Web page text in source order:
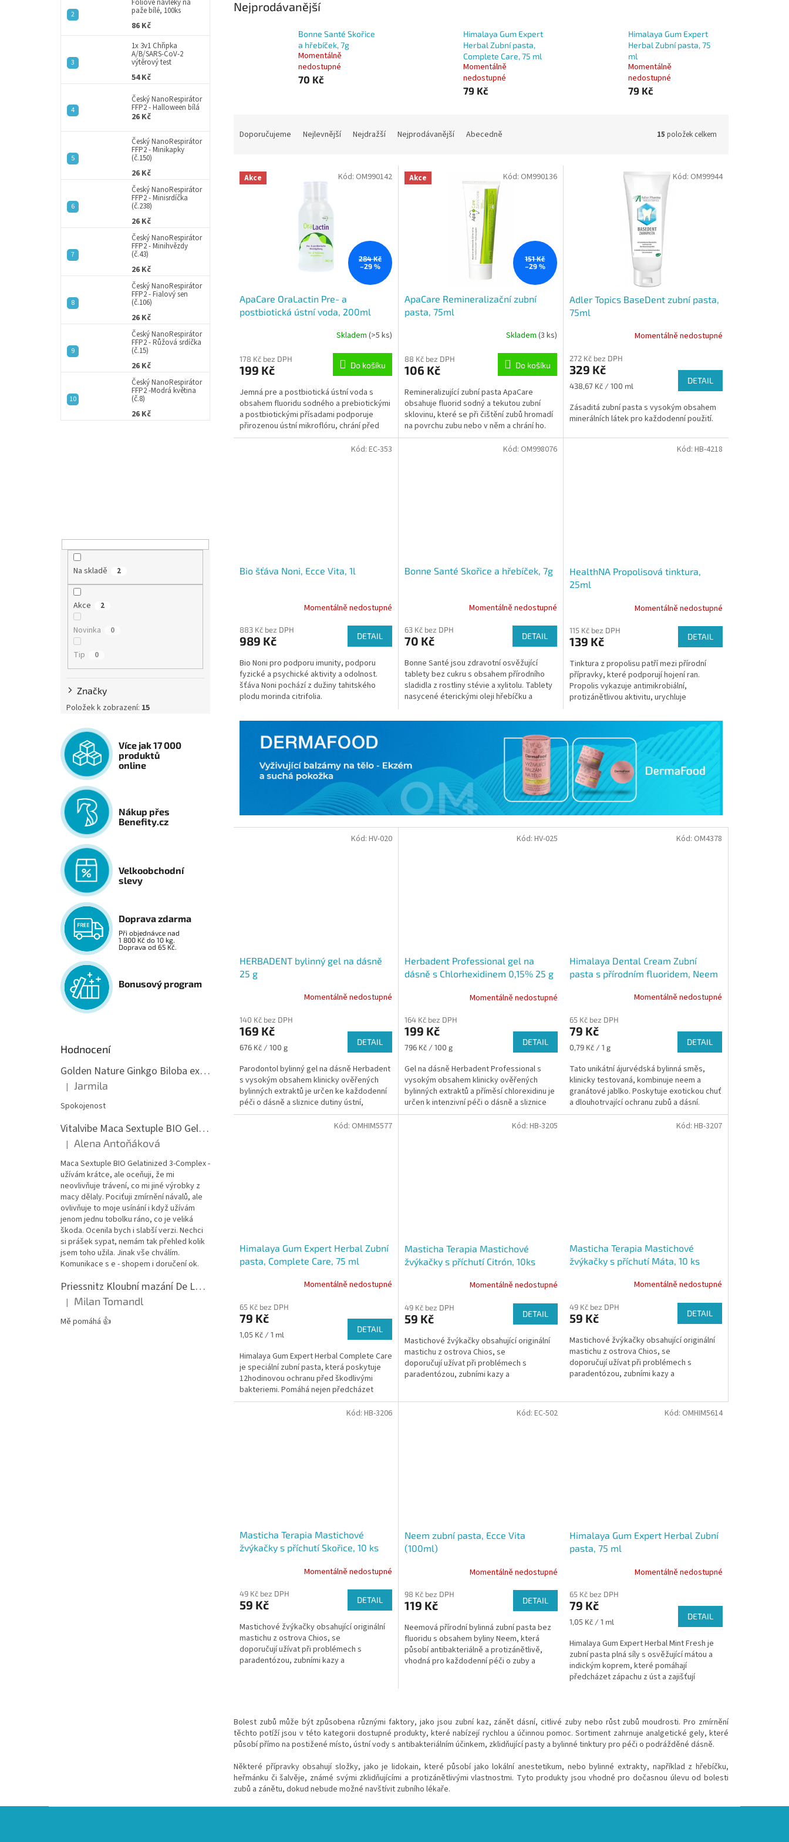
paže bílé, 100ks
86 Kč
1x 3v1 Chřipka
A/B/SARS-CoV-2
výtěrový test
54 Kč
Český NanoRespirátor
FFP2 - Halloween bílá
26 Kč
Český NanoRespirátor
FFP2 - Minikapky
(č.150)
26 Kč
Český NanoRespirátor
FFP2 - Minisrdíčka
(č.238)
26 Kč
Český NanoRespirátor
FFP2 - Minihvězdy
(č.43)
26 Kč
Český NanoRespirátor
FFP2 - Fialový sen
(č.106)
26 Kč
Český NanoRespirátor
FFP2 - Růžová srdíčka
(č.15)
26 Kč
Český NanoRespirátor
FFP2 -Modrá květina
(č.8)
26 Kč
Na skladě 2
Akce 2
Novinka 0
Tip 0
Značky
Položek k zobrazení: 15
Více jak 17 000
produktů
online
Nákup přes
Benefity.cz
Velkoobchodní
slevy
Doprava zdarma
Při objednávce nad
1 800 Kč do 10 kg.
Doprava od 65 Kč.
Bonusový program
Hodnocení
Golden Nature Ginkgo Biloba extrakt 50:1 60mg, 100 kapslí
Hodnocení produktu je 5 z 5 hvězdiček.
| Jarmila
Spokojenost
Vitalvibe Maca Sextuple BIO Gelatinized 3-Complex, 60 kapslí
Hodnocení produktu je 5 z 5 hvězdiček.
| Alena Antoňáková
Maca Sextuple BIO Gelatinized 3-Complex -
užívám krátce, ale oceňuji, že mi
neovlivňuje trávení, co mi jiné výrobky z
macy dělaly. Pociťuji zmírnění návalů, ale
ovlivňuje to moje usínání i když užívám
jenom jednu tobolku ráno, co je veliká
škoda. Ocenila bych i slabší verzi. Nechci
si prášek sypat, nemám tak přehled kolik
jsem toho užila. Jinak vše chválím.
Komunikace s e - shopem i doručení ok.
Priessnitz Kloubní mazání De Luxe, 200ml
Hodnocení produktu je 5 z 5 hvězdiček.
| Milan Tomandl
Mě pomáhá 👍
Nejprodávanější
Bonne Santé Skořice
a hřebíček, 7g
Momentálně
nedostupné
70 Kč
Himalaya Gum Expert
Herbal Zubní pasta,
Complete Care, 75 ml
Momentálně
nedostupné
79 Kč
Himalaya Gum Expert
Herbal Zubní pasta, 75
ml
Momentálně
nedostupné
79 Kč
n
Doporučujeme Nejlevnější Nejdražší Nejprodávanější Abecedně 15 položek celkem
V Akce
284 Kč
–29 %
ApaCare OraLactin Pre- a
postbiotická ústní voda, 200ml
Skladem (>5 ks)
178 Kč bez DPH
199 Kč Do košíku
Jemná pre a postbiotická ústní voda s
obsahem fluoridu sodného a prebiotickými
a postbiotickými přísadami podporuje
přirozenou ústní mikroflóru, chrání před
vznikem zubního kazu...
Kód: OM990142 Akce
151 Kč
–29 %
ApaCare Remineralizační zubní
pasta, 75ml
Skladem (3 ks)
88 Kč bez DPH
106 Kč Do košíku
Remineralizující zubní pasta ApaCare
obsahuje fluorid sodný a tekutou zubní
sklovinu, které se při čištění zubů hromadí
na povrchu zubu nebo v něm a chrání ho.
Pasta je vhodná...
Kód: OM990136
Adler Topics BaseDent zubní pasta,
75ml
Momentálně nedostupné
272 Kč bez DPH
329 Kč
Měrná
438,67 Kč / 100 ml
DETAIL
Zásaditá zubní pasta s vysokým obsahem
minerálních látek pro každodenní použití.
Kód: OM99944
Bio šťáva Noni, Ecce Vita, 1l
Momentálně nedostupné
883 Kč bez DPH
989 Kč DETAIL
Bio Noni pro podporu imunity, podporu
fyzické a psychické aktivity a odolnost.
šťáva Noni pochází z dužiny tahitského
plodu morinda citrifolia.
Kód: EC-353
Bonne Santé Skořice a hřebíček, 7g
Momentálně nedostupné
63 Kč bez DPH
70 Kč DETAIL
Bonne Santé jsou zdravotní osvěžující
tablety bez cukru s obsahem přírodního
sladidla z rostliny stévie a xylitolu. Tablety
nasycené éterickými oleji hřebíčku a
Kód: OM998076
HealthNA Propolisová tinktura,
25ml
Momentálně nedostupné
115 Kč bez DPH
139 Kč DETAIL
Tinktura z propolisu patří mezi přírodní
přípravky, které podporují hojení ran.
Propolis vykazuje antimikrobiální,
protizánětlivou aktivitu, urychluje
Kód: HB-4218
HERBADENT bylinný gel na dásně
25 g
Momentálně nedostupné
140 Kč bez DPH
169 Kč
Měrná
676 Kč / 100 g
DETAIL
Parodontol bylinný gel na dásně Herbadent
s vysokým obsahem klinicky ověřených
bylinných extraktů je určen ke každodenní
péči o dásně a sliznice dutiny ústní,
zejména při...
Kód: HV-020
Herbadent Professional gel na
dásně s Chlorhexidinem 0,15% 25 g
Momentálně nedostupné
164 Kč bez DPH
199 Kč
Měrná
796 Kč / 100 g
DETAIL
Gel na dásně Herbadent Professional s
vysokým obsahem klinicky ověřených
bylinných extraktů a příměsí chlorexidinu je
určen k intenzivní péči o dásně a sliznice
dutiny ústní,...
Kód: HV-025
Himalaya Dental Cream Zubní
pasta s přírodním fluoridem, Neem
Momentálně nedostupné
65 Kč bez DPH
79 Kč
Měrná
0,79 Kč / 1 g
DETAIL
Tato unikátní ájurvédská bylinná směs,
klinicky testovaná, kombinuje neem a
granátové jablko. Poskytuje exotickou chuť
a dlouhotrvající ochranu zubů a dásní.
Obsahuje přírodní...
Kód: OM4378
Himalaya Gum Expert Herbal Zubní
pasta, Complete Care, 75 ml
Momentálně nedostupné
65 Kč bez DPH
79 Kč
Měrná
1,05 Kč / 1 ml
DETAIL
Himalaya Gum Expert Herbal Complete Care
je speciální zubní pasta, která poskytuje
12hodinovou ochranu před škodlivými
bakteriemi. Pomáhá nejen předcházet
krvácení dásní, ale...
Kód: OMHIM5577
Masticha Terapia Mastichové
žvýkačky s příchutí Citrón, 10ks
Momentálně nedostupné
49 Kč bez DPH
59 Kč DETAIL
Mastichové žvýkačky obsahující originální
mastichu z ostrova Chios, se
doporučují užívat při problémech s
paradentózou, zubními kazy a
Kód: HB-3205
Masticha Terapia Mastichové
žvýkačky s příchutí Máta, 10 ks
produktu
je
z
5
hvězdiček.
Momentálně nedostupné
49 Kč bez DPH
59 Kč DETAIL
Mastichové žvýkačky obsahující originální
mastichu z ostrova Chios, se
doporučují užívat při problémech s
paradentózou, zubními kazy a
Kód: HB-3207
Masticha Terapia Mastichové
žvýkačky s příchutí Skořice, 10 ks
Momentálně nedostupné
49 Kč bez DPH
59 Kč DETAIL
Mastichové žvýkačky obsahující originální
mastichu z ostrova Chios, se
doporučují užívat při problémech s
paradentózou, zubními kazy a
Kód: HB-3206
Neem zubní pasta, Ecce Vita
(100ml)
Momentálně nedostupné
98 Kč bez DPH
119 Kč DETAIL
Neemová přírodní bylinná zubní pasta bez
fluoridu s obsahem byliny Neem, která
působí antibakteriálně a protizánětlivě,
vhodná pro každodenní péči o zuby a
Kód: EC-502
Himalaya Gum Expert Herbal Zubní
pasta, 75 ml
Momentálně nedostupné
65 Kč bez DPH
79 Kč
Měrná
1,05 Kč / 1 ml
DETAIL
Himalaya Gum Expert Herbal Mint Fresh je
zubní pasta plná síly s osvěžující mátou a
indickým koprem, které pomáhají
předcházet zápachu z úst a zajišťují
Kód: OMHIM5614
l
á
d
a
c
í
r
Bolest zubů může být způsobena různými faktory, jako jsou zubní kaz, zánět dásní, citlivé zuby nebo růst zubů moudrosti. Pro zmírnění
těchto potíží jsou v této kategorii dostupné produkty, které nabízejí rychlou a účinnou pomoc. Sortiment zahrnuje analgetické gely, které
působí přímo na postižené místo, ústní vody s antibakteriálním účinkem, zklidňující pasty a bylinné tinktury pro péči o podrážděné dásně.
Některé přípravky obsahují složky, jako je lidokain, které působí jako lokální anestetikum, nebo bylinné extrakty, například z hřebíčku,
heřmánku či šalvěje, známé svými zklidňujícími a protizánětlivými vlastnostmi. Tyto produkty jsou vhodné pro dočasnou úlevu od bolesti
zubů a zánětu, dokud nebude možné navštívit zubního lékaře.